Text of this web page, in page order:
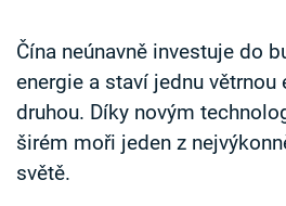
Sledujte nás
Čína neúnavně investuje do
energie a staví jednu větrnou
druhou. Díky novým
širém moři jeden z
světě.